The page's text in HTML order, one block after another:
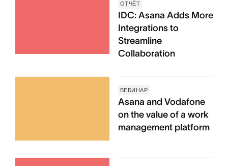
ОТЧЁТ
IDC: Asana Adds More
Integrations to
Streamline
Collaboration
ВЕБИНАР
Asana and Vodafone
on the value of a work
management platform